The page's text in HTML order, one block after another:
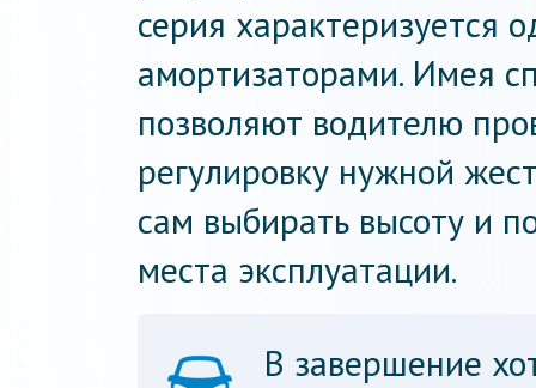
серия характеризуется
амортизаторами. Имея
позволяют водителю
регулировку нужной
сам выбирать высоту и
места эксплуатации.
В завершение